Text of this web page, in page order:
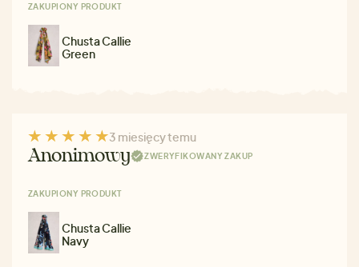
ZAKUPIONY PRODUKT
Chusta Callie
Green
3 miesięcy temu
Anonimowy ZWERYFIKOWANY ZAKUP
ZAKUPIONY PRODUKT
Chusta Callie
Navy